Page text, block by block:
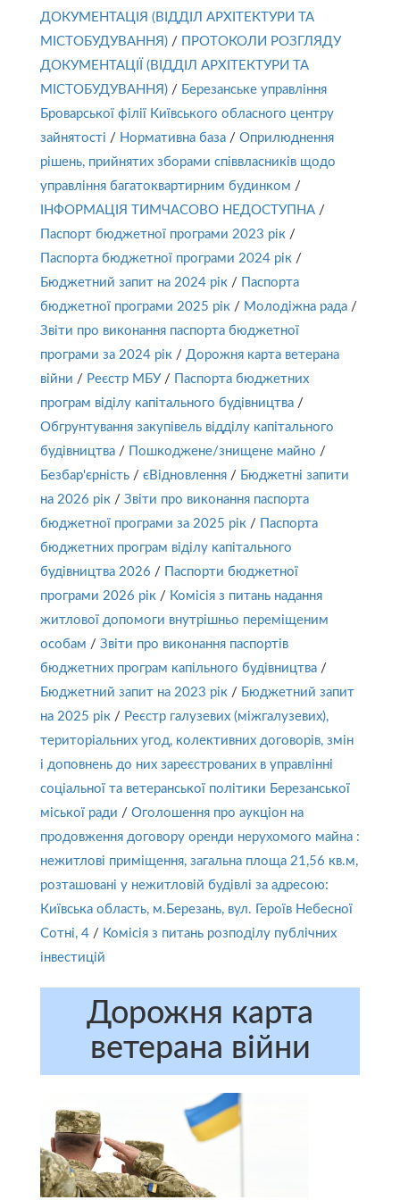
ДОКУМЕНТАЦІЯ (ВІДДІЛ АРХІТЕКТУРИ ТА
МІСТОБУДУВАННЯ) /
ПРОТОКОЛИ РОЗГЛЯДУ
ДОКУМЕНТАЦІЇ (ВІДДІЛ АРХІТЕКТУРИ ТА
МІСТОБУДУВАННЯ) / Березанське управління
Броварської філії Київського обласного центру
зайнятості / Нормативна база / Оприлюднення
рішень, прийнятих зборами співвласників щодо
управління багатоквартирним будинком /
ІНФОРМАЦІЯ ТИМЧАСОВО НЕДОСТУПНА /
Паспорт бюджетної програми 2023 рік /
Паспорта бюджетної програми 2024 рік /
Бюджетний запит на 2024 рік /
Паспорта
бюджетної програми 2025 рік / Молодіжна рада /
Звіти про виконання паспорта бюджетної
програми за 2024 рік / Дорожня карта ветерана
війни / Реєстр МБУ /
Паспорта бюджетних
програм віділу капітального будівництва /
Обгрунтування закупівель відділу капітального
будівництва / Пошкоджене/знищене майно /
Безбар'єрність / єВідновлення / Бюджетні запити
на 2026 рік / Звіти про виконання паспорта
бюджетної програми за 2025 рік /
Паспорта
бюджетних програм віділу капітального
будівництва 2026 /
Паспорти бюджетної
програми 2026 рік / Комісія з питань надання
житлової допомоги внутрішньо переміщеним
особам / Звіти про виконання паспортів
бюджетних програм капільного будівництва /
Бюджетний запит на 2023 рік / Бюджетний запит
на 2025 рік / Реєстр галузевих (міжгалузевих),
територіальних угод, колективних договорів, змін
і доповнень до них зареєстрованих в управлінні
соціальної та ветеранської політики Березанської
міської ради / Оголошення про аукціон на
продовження договору оренди нерухомого майна :
нежитлові приміщення, загальна площа 21,56 кв.м,
розташовані у нежитловій будівлі за адресою:
Київська область, м.Березань, вул. Героїв Небесної
Сотні, 4 / Комісія з питань розподілу публічних
інвестицій
Дорожня карта
ветерана війни